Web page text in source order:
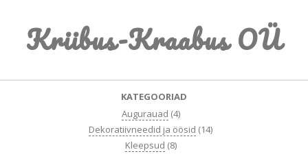
contentKriibus-Kraabus OÜ
KATEGOORIAD
Augurauad (4)
Dekoratiivneedid ja öösid (14)
Kleepsud (8)